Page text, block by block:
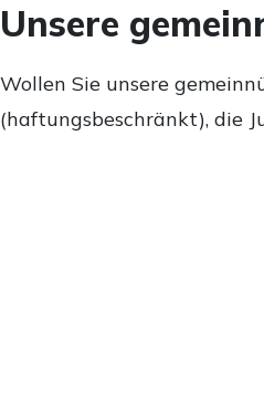
Unsere
Wollen Sie unsere
(haftungsbeschränkt), die